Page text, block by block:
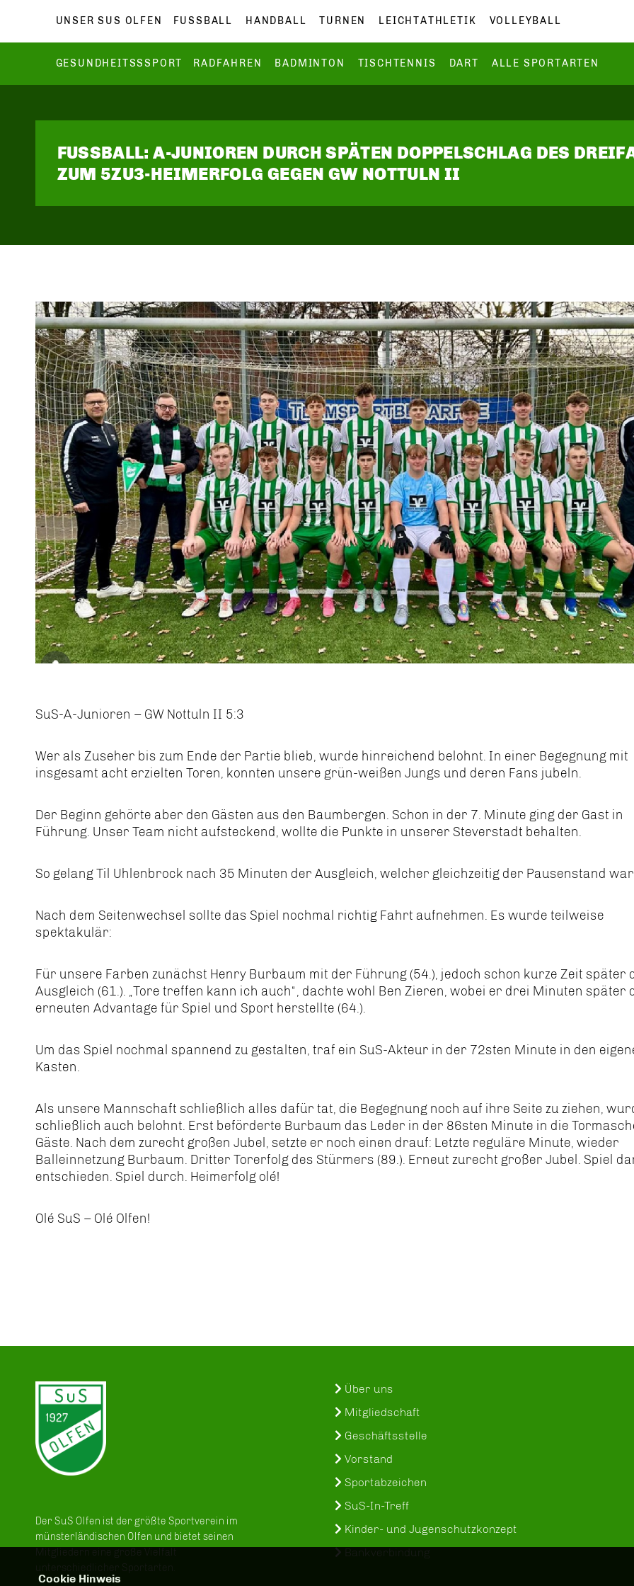
UNSER SUS OLFEN FUSSBALL HANDBALL TURNEN LEICHTATHLETIK VOLLEYBALL
GESUNDHEITSSSPORT RADFAHREN BADMINTON TISCHTENNIS DART ALLE SPORTARTEN
FUSSBALL: A-JUNIOREN DURCH SPÄTEN DOPPELSCHLAG DES
ZUM 5ZU3-HEIMERFOLG GEGEN GW NOTTULN II
SuS-A-Junioren – GW Nottuln II 5:3
Wer als Zuseher bis zum Ende der Partie blieb, wurde hinreichend belohnt. In einer Begegnung mit
insgesamt acht erzielten Toren, konnten unsere grün-weißen Jungs und deren Fans jubeln.
Der Beginn gehörte aber den Gästen aus den Baumbergen. Schon in der 7. Minute ging der Gast in
Führung. Unser Team nicht aufsteckend, wollte die Punkte in unserer Steverstadt behalten.
So gelang Til Uhlenbrock nach 35 Minuten der Ausgleich, welcher gleichzeitig der Pausenstand
Nach dem Seitenwechsel sollte das Spiel nochmal richtig Fahrt aufnehmen. Es wurde teilweise
spektakulär:
Für unsere Farben zunächst Henry Burbaum mit der Führung (54.), jedoch schon kurze Zeit später
Ausgleich (61.). „Tore treffen kann ich auch“, dachte wohl Ben Zieren, wobei er drei Minuten später
erneuten Advantage für Spiel und Sport herstellte (64.).
Um das Spiel nochmal spannend zu gestalten, traf ein SuS-Akteur in der 72sten Minute in den
Kasten.
Als unsere Mannschaft schließlich alles dafür tat, die Begegnung noch auf ihre Seite zu ziehen,
schließlich auch belohnt. Erst beförderte Burbaum das Leder in der 86sten Minute in die
Gäste. Nach dem zurecht großen Jubel, setzte er noch einen drauf: Letzte reguläre Minute, wieder
Balleinnetzung Burbaum. Dritter Torerfolg des Stürmers (89.). Erneut zurecht großer Jubel. Spiel
entschieden. Spiel durch. Heimerfolg olé!
Olé SuS – Olé Olfen!
Der SuS Olfen ist der größte Sportverein im
münsterländischen Olfen und bietet seinen
Mitgliedern eine große Vielfalt
Über uns
Mitgliedschaft
Geschäftsstelle
Vorstand
Sportabzeichen
SuS-In-Treff
Kinder- und Jugenschutzkonzept
Cookie Hinweis